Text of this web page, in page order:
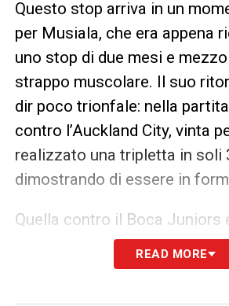
Questo stop arriva in un
per Musiala, che era appena
uno stop di due mesi e
strappo muscolare. Il suo
dir poco trionfale: nella
contro l’Auckland City, vinta
realizzato una tripletta in soli
dimostrando di essere in
Quella contro il Boca Juniors
presenza stagionale,
impegni con la nazionale
READ MORE